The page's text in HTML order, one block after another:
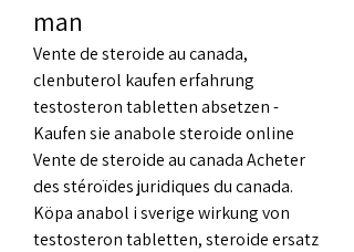
man
Vente de steroide au canada,
clenbuterol kaufen erfahrung
testosteron tabletten absetzen -
Kaufen sie anabole steroide online
Vente de steroide au canada Acheter
des stéroïdes juridiques du canada.
Köpa anabol i sverige wirkung von
testosteron tabletten, steroide ersatz